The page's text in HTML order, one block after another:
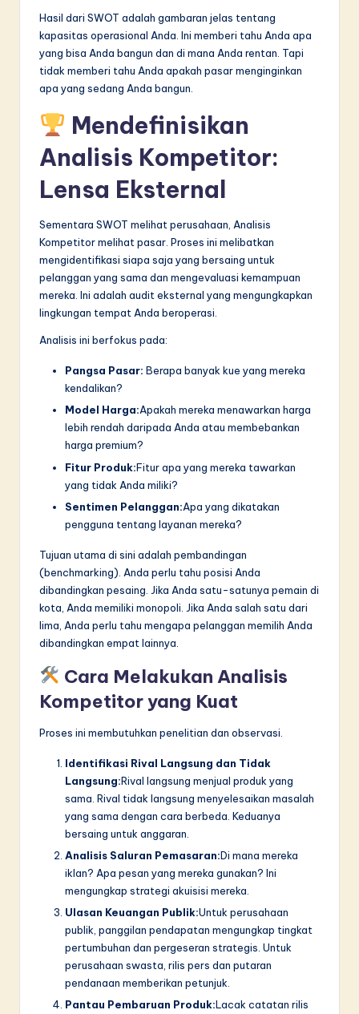
Hasil dari SWOT adalah gambaran jelas tentang
kapasitas operasional Anda. Ini memberi tahu Anda apa
yang bisa Anda bangun dan di mana Anda rentan. Tapi
tidak memberi tahu Anda apakah pasar menginginkan
apa yang sedang Anda bangun.
Mendefinisikan
Analisis Kompetitor:
Lensa Eksternal
Sementara SWOT melihat perusahaan, Analisis
Kompetitor melihat pasar. Proses ini melibatkan
mengidentifikasi siapa saja yang bersaing untuk
pelanggan yang sama dan mengevaluasi kemampuan
mereka. Ini adalah audit eksternal yang mengungkapkan
lingkungan tempat Anda beroperasi.
Analisis ini berfokus pada:
Pangsa Pasar: Berapa banyak kue yang mereka
kendalikan?
Model Harga:Apakah mereka menawarkan harga
lebih rendah daripada Anda atau membebankan
harga premium?
Fitur Produk:Fitur apa yang mereka tawarkan
yang tidak Anda miliki?
Sentimen Pelanggan:Apa yang dikatakan
pengguna tentang layanan mereka?
Tujuan utama di sini adalah pembandingan
(benchmarking). Anda perlu tahu posisi Anda
dibandingkan pesaing. Jika Anda satu-satunya pemain di
kota, Anda memiliki monopoli. Jika Anda salah satu dari
lima, Anda perlu tahu mengapa pelanggan memilih Anda
dibandingkan empat lainnya.
Cara Melakukan Analisis
Kompetitor yang Kuat
Proses ini membutuhkan penelitian dan observasi.
Identifikasi Rival Langsung dan Tidak
Langsung:Rival langsung menjual produk yang
sama. Rival tidak langsung menyelesaikan masalah
yang sama dengan cara berbeda. Keduanya
bersaing untuk anggaran.
Analisis Saluran Pemasaran:Di mana mereka
iklan? Apa pesan yang mereka gunakan? Ini
mengungkap strategi akuisisi mereka.
Ulasan Keuangan Publik:Untuk perusahaan
publik, panggilan pendapatan mengungkap tingkat
pertumbuhan dan pergeseran strategis. Untuk
perusahaan swasta, rilis pers dan putaran
pendanaan memberikan petunjuk.
Pantau Pembaruan Produk:Lacak catatan rilis